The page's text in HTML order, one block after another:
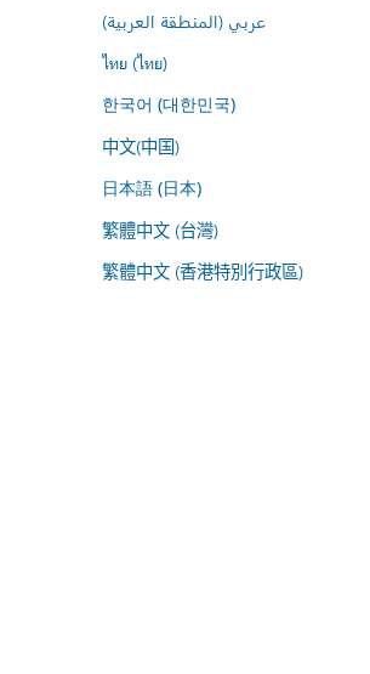
عربي (المنطقة العربية)
ไทย (ไทย)
한국어 (대한민국)
中文(中国)
日本語 (日本)
繁體中文 (台灣)
繁體中文 (香港特別行政區)